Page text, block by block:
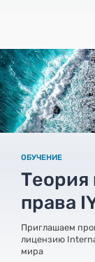
ОБУЧЕНИЕ
Теория
права
Приглашаем
лицензию
мира